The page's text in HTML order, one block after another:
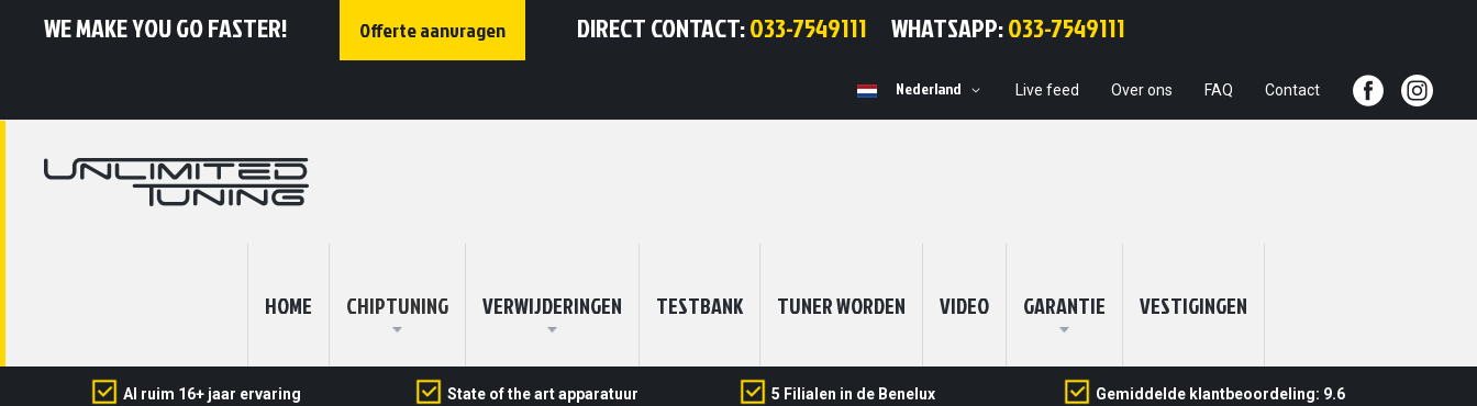
WE MAKE YOU GO FASTER! Offerte aanvragen DIRECT CONTACT:033-7549111 WHATSAPP:033-7549111
Selecteer
Nederland Live feed Over ons FAQ Contact
HOME CHIPTUNING VERWIJDERINGEN TESTBANK TUNER WORDEN VIDEO GARANTIE VESTIGINGEN
Al ruim 16+ jaar ervaring State of the art apparatuur 5 Filialen in de Benelux Gemiddelde klantbeoordeling: 9.6